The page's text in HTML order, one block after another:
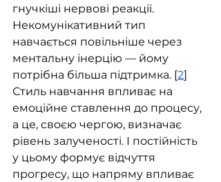
гнучкіші нервові реакції.
Некомунікативний тип
навчається повільніше через
ментальну інерцію — йому
потрібна більша підтримка. [2]
Стиль навчання впливає на
емоційне ставлення до процесу,
а це, своєю чергою, визначає
рівень залученості. І постійність
у цьому формує відчуття
прогресу, що напряму впливає